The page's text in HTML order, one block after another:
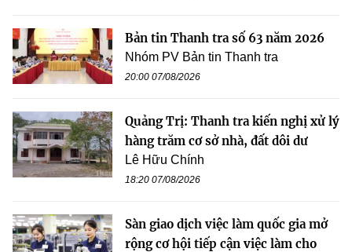
Bản tin Thanh tra số 63 năm 2026
Nhóm PV Bản tin Thanh tra
20:00 07/08/2026
Quảng Trị: Thanh tra kiến nghị xử lý
hàng trăm cơ sở nhà, đất dôi dư
Lê Hữu Chính
18:20 07/08/2026
Sàn giao dịch việc làm quốc gia mở
rộng cơ hội tiếp cận việc làm cho